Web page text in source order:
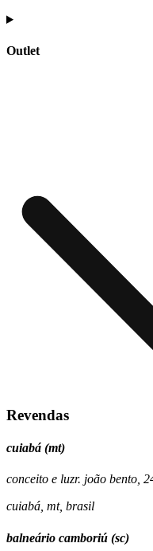
Outlet
Revendas
cuiabá (mt)
conceito e luzr. joão bento,
cuiabá, mt, brasil
balneário camboriú (sc)